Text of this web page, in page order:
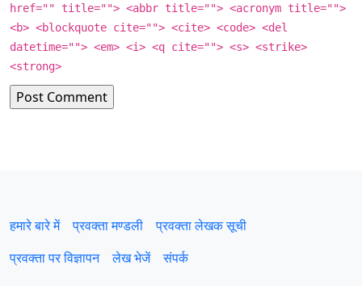
href="" title=""> <abbr title=""> <acronym title="">
<b> <blockquote cite=""> <cite> <code> <del
datetime=""> <em> <i> <q cite=""> <s> <strike>
<strong>
हमारे बारे में प्रवक्‍ता मण्डली
प्रवक्ता लेखक सूची
प्रवक्ता पर विज्ञापन
लेख भेजें संपर्क